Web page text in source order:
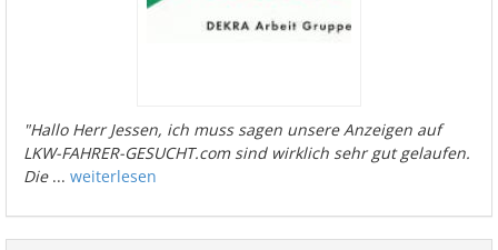
"Hallo Herr Jessen, ich muss sagen unsere Anzeigen auf
LKW-FAHRER-GESUCHT.com sind wirklich sehr gut gelaufen.
Die... weiterlesen